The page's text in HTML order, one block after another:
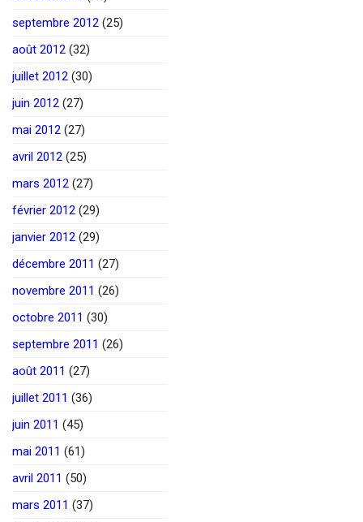
septembre 2012 (25)
août 2012 (32)
juillet 2012 (30)
juin 2012 (27)
mai 2012 (27)
avril 2012 (25)
mars 2012 (27)
février 2012 (29)
janvier 2012 (29)
décembre 2011 (27)
novembre 2011 (26)
octobre 2011 (30)
septembre 2011 (26)
août 2011 (27)
juillet 2011 (36)
juin 2011 (45)
mai 2011 (61)
avril 2011 (50)
mars 2011 (37)